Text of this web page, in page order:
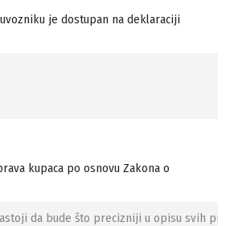
je dostupan na deklaraciji
kupaca po osnovu Zakona o
da bude što precizniji u opisu svih